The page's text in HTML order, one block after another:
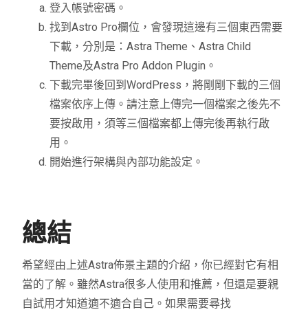
登入帳號密碼。
找到Astro Pro欄位，會發現這邊有三個東西需要
下載，分別是：Astra Theme、Astra Child
Theme及Astra Pro Addon Plugin。
下載完畢後回到WordPress，將剛剛下載的三個
檔案依序上傳。請注意上傳完一個檔案之後先不
要按啟用，須等三個檔案都上傳完後再執行啟
用。
開始進行架構與內部功能設定。
總結
希望經由上述Astra佈景主題的介紹，你已經對它有相
當的了解。雖然Astra很多人使用和推薦，但還是要親
自試用才知道適不適合自己。如果需要尋找